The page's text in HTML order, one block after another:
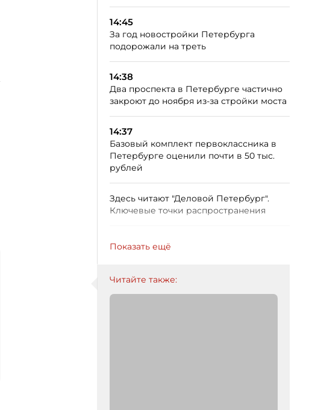
14:45
За год новостройки Петербурга
подорожали на треть
14:38
Два проспекта в Петербурге частично
закроют до ноября из-за стройки моста
14:37
Базовый комплект первоклассника в
Петербурге оценили почти в 50 тыс.
рублей
Здесь читают "Деловой Петербург".
Ключевые точки распространения
Показать ещё
Читайте также: